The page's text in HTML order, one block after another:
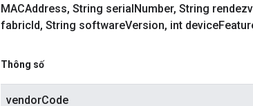
MACAddress, String serialNumber, String
fabricId, String softwareVersion, int device
Thông số
vendorCode